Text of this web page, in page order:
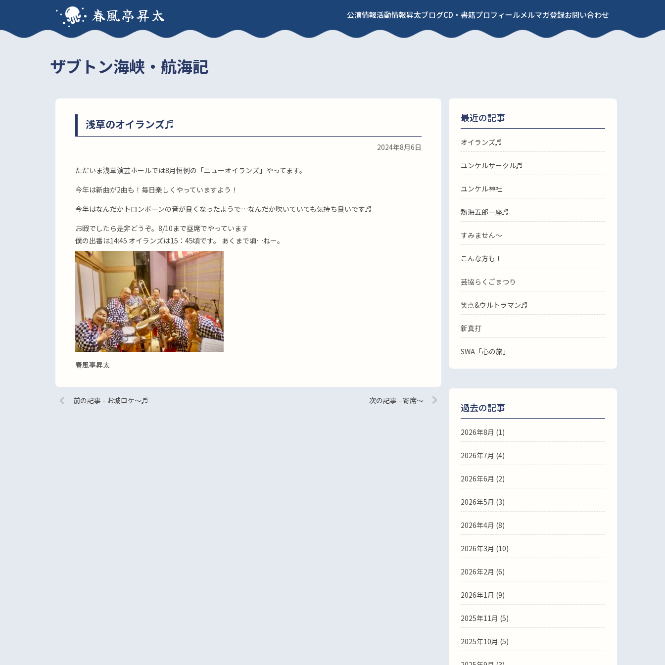
春風亭昇太 公演情報活動情報昇太ブログCD・書籍プロフィールメルマガ登録お問い合わせ
ザブトン海峡・航海記
浅草のオイランズ♬
2024年8月6日
ただいま浅草演芸ホールでは8月恒例の「ニューオイランズ」やってます。
今年は新曲が2曲も！毎日楽しくやっていますよう！
今年はなんだかトロンボーンの音が良くなったようで…なんだか吹いていても気持ち良いです♬
お暇でしたら是非どうぞ。8/10まで昼席でやっています
僕の出番は14:45 オイランズは15：45頃です。 あくまで頃…ねー。
春風亭昇太
前の記事 - お城ロケ〜♬ 次の記事 - 寄席〜
最近の記事
オイランズ♬
ユンケルサークル♬
ユンケル神社
熱海五郎一座♬
すみません〜
こんな方も！
芸協らくごまつり
笑点&ウルトラマン♬
新真打
SWA「心の旅」
過去の記事
2026年8月 (1)
2026年7月 (4)
2026年6月 (2)
2026年5月 (3)
2026年4月 (8)
2026年3月 (10)
2026年2月 (6)
2026年1月 (9)
2025年11月 (5)
2025年10月 (5)